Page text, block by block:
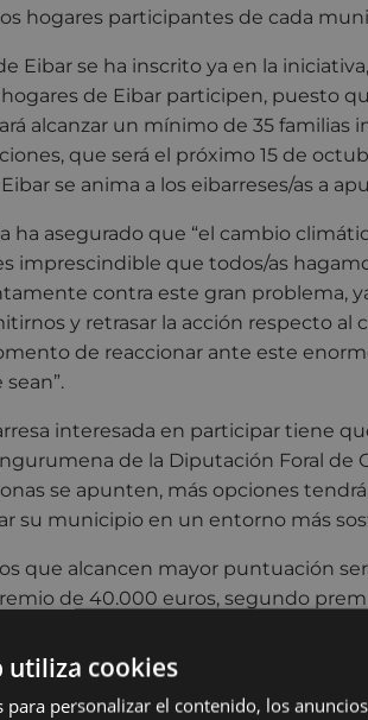
hogares participantes de cada
Eibar se ha inscrito ya en la
de Eibar participen, puesto
alcanzar un mínimo de 35 familias
que será el próximo 15 de
se anima a los eibarreses/as a
ha asegurado que “el cambio
imprescindible que todos/as
contra este gran problema,
y retrasar la acción respecto al
de reaccionar ante este
interesada en participar tiene
de la Diputación Foral de
se apunten, más opciones
su municipio en un entorno más
que alcancen mayor puntuación
de 40.000 euros, segundo
y cada uno de ellos decidirá
esa cantidad.
que participen tendrá la
utiliza cookies
para personalizar el contenido, los